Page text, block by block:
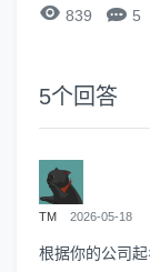
 839  5
5个回答
TM 2026-05-18
根据你的公司